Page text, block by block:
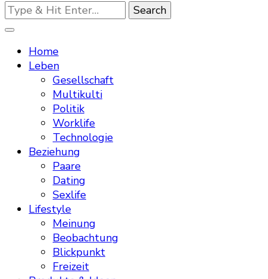
Looking
for
Something?
Home
Leben
Gesellschaft
Multikulti
Politik
Worklife
Technologie
Beziehung
Paare
Dating
Sexlife
Lifestyle
Meinung
Beobachtung
Blickpunkt
Freizeit